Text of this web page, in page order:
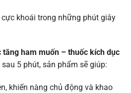
cực khoái trong những phút giây
tăng ham muốn – thuốc kích dục
sau 5 phút, sản phẩm sẽ giúp:
khiến nàng chủ động và khao